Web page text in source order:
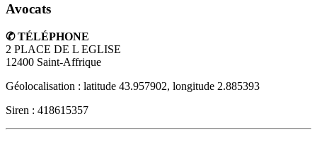
Avocats
✆ TÉLÉPHONE
2 PLACE DE L EGLISE
12400 Saint-Affrique
Géolocalisation : latitude 43.957902, longitude 2.885393
Siren : 418615357